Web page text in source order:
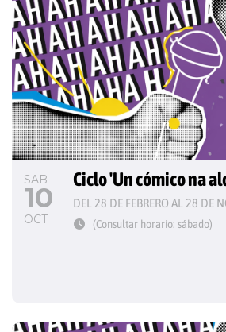
SAB
10
OCT
Ciclo 'Un cómico na
DEL 28 DE FEBRERO AL 28 DE
(Consultar horario: sábado)